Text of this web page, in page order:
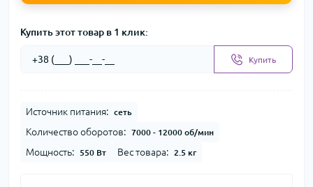
Купить этот товар в 1 клик:
Купить
Источник питания: сеть
Количество оборотов: 7000 - 12000 об/мин
Мощность: 550 Вт Вес товара: 2.5 кг